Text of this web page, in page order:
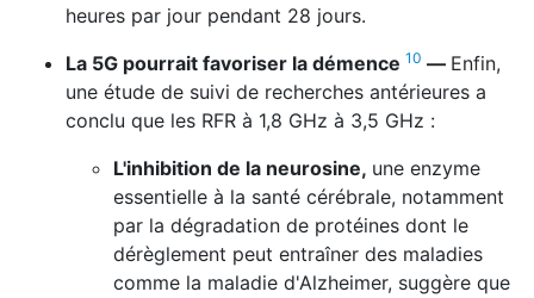
heures par jour pendant 28 jours.
La 5G pourrait favoriser la démence 10 — Enfin,
une étude de suivi de recherches antérieures a
conclu que les RFR à 1,8 GHz à 3,5 GHz :
L'inhibition de la neurosine, une enzyme
essentielle à la santé cérébrale, notamment
par la dégradation de protéines dont le
dérèglement peut entraîner des maladies
comme la maladie d'Alzheimer, suggère que